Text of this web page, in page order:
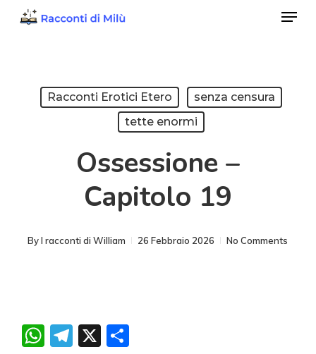
Menu
Racconti Erotici Etero
senza censura
tette enormi
Ossessione –
Capitolo 19
By I racconti di William 26 Febbraio 2026 No Comments
WhatsApp
Telegram
X Condividi